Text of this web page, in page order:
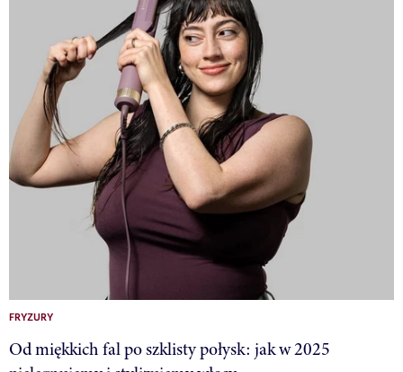
FRYZURY
Od miękkich fal po szklisty połysk: jak w 2025